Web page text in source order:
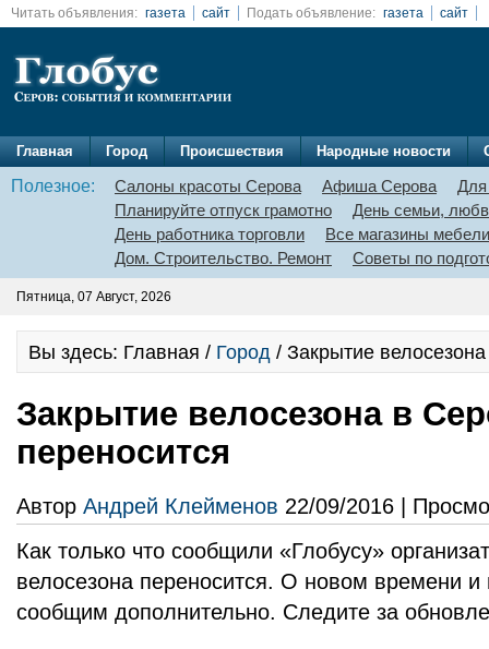
Читать объявления: газета сайт Подать объявление: газета сайт
Главная Город Происшествия Народные новости
Полезное: Салоны красоты Серова Афиша Серова
Для
Планируйте отпуск грамотно
День семьи,
День работника торговли
Все магазины мебели
Дом. Строительство. Ремонт
Советы по
Пятница, 07 Август, 2026
Вы здесь: Главная / Город / Закрытие
Закрытие велосезона в
переносится
Автор Андрей Клейменов 22/09/2016 |
Как только что сообщили «Глобусу»
велосезона переносится. О новом времени
сообщим дополнительно. Следите за